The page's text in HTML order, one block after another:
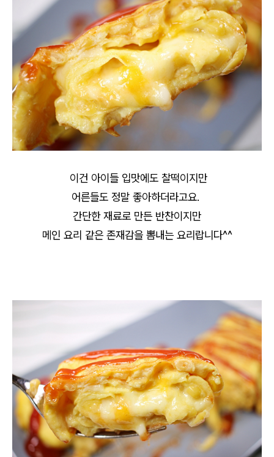
이건 아이들 입맛에도 찰떡이지만
어른들도 정말 좋아하더라고요.
간단한 재료로 만든 반찬이지만
메인 요리 같은 존재감을 뽐내는 요리랍니다^^